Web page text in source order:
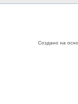
Создано на